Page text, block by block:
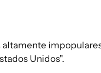
altamente
Unidos".